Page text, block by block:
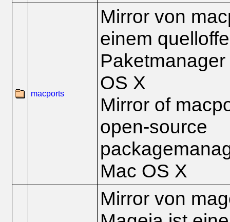
macports
Mirror von
einem
OS X
Mirror of
open-source
Mac OS X
Mirror von